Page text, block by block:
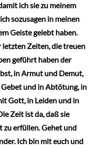
gewählt
ich sie zu meinem
sozusagen in meinen
Geiste gelebt haben.
letzten Zeiten, die treuen
geführt haben der
in Armut und Demut,
und in Abtötung, in
Gott, in Leiden und in
Zeit ist da, daß sie
zu erfüllen. Gehet und
Ich bin mit euch und